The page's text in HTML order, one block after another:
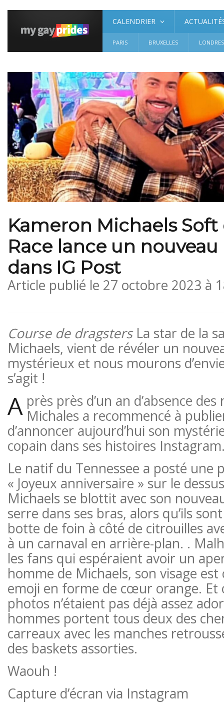
CALENDRIER
PARIS BRUXELLES LONDRES
Kameron Michaels Soft
Race lance un
dans IG Post
Article publié le 27 octobre 2023 à
Course de dragstersLa star de la
Michaels, vient de révéler un
mystérieux et nous mourons
s’agit !
A près près d’un an d’absence
Michales a recommencé à
d’annoncer aujourd’hui son
copain dans ses histoires
Le natif du Tennessee a posté une
« Joyeux anniversaire » sur le
Michaels se blottit avec son
serre dans ses bras, alors qu’ils
botte de foin à côté de citrouilles
à un carnaval en arrière-plan. .
les fans qui espéraient avoir un
homme de Michaels, son visage
emoji en forme de cœur orange. Et
photos n’étaient pas déjà assez
hommes portent tous deux des
carreaux avec les manches
des baskets assorties.
Waouh !
Capture d’écran via Instagram